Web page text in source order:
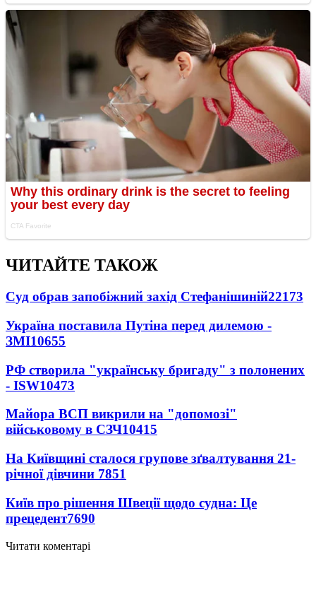
ЧИТАЙТЕ ТАКОЖ
Суд обрав запобіжний захід Стефанішиній22173
Україна поставила Путіна перед дилемою -
ЗМІ10655
РФ створила "українську бригаду" з полонених
- ISW10473
Майора ВСП викрили на "допомозі"
військовому в СЗЧ10415
На Київщині сталося групове зґвалтування 21-
річної дівчини 7851
Київ про рішення Швеції щодо судна: Це
прецедент7690
Читати коментарі